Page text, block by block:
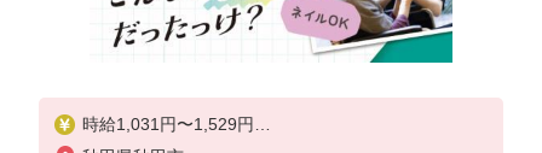
時給1,031円〜1,529円